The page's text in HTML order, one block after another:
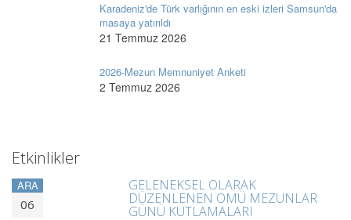
Karadeniz'de Türk varlığının en eski izleri Samsun'da
masaya yatırıldı
21 Temmuz 2026
2026-Mezun Memnuniyet Anketi
2 Temmuz 2026
Etkinlikler
ARA
06
GELENEKSEL OLARAK
DÜZENLENEN OMÜ MEZUNLAR
GÜNÜ KUTLAMALARI